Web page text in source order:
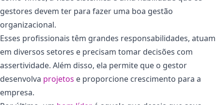
gestores devem ter para fazer uma boa gestão
organizacional.
Esses profissionais têm grandes responsabilidades, atuam
em diversos setores e precisam tomar decisões com
assertividade. Além disso, ela permite que o gestor
desenvolva projetos e proporcione crescimento para a
empresa.